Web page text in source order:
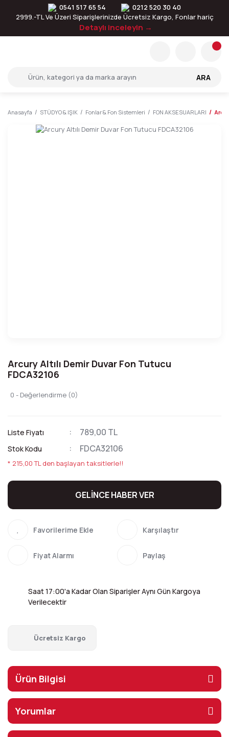
0541 517 65 54
0212 520 30 40
2999.-TL Ve Üzeri Siparişlerinizde Ücretsiz Kargo, Fonlar hariç
Detaylı inceleyin →
ARA
Anasayfa STÜDYO & IŞIK Fonlar & Fon Sistemleri FON AKSESUARLARI
Arcury Altılı Demir Duvar Fon Tutucu
FDCA32106
0 - Değerlendirme (0)
Liste Fiyatı 789,00 TL
Stok Kodu FDCA32106
* 215,00 TL den başlayan taksitlerle!!
GELİNCE HABER VER
Karşılaştır
Fiyat Alarmı Paylaş
Saat 17:00'a Kadar Olan Siparişler Aynı Gün Kargoya
Verilecektir
Ücretsiz Kargo
Ürün Bilgisi
Yorumlar